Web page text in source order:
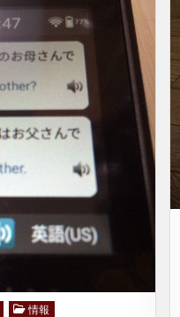
し
て
み
た
情報